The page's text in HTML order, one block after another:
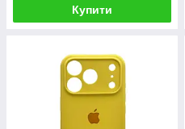
Купити